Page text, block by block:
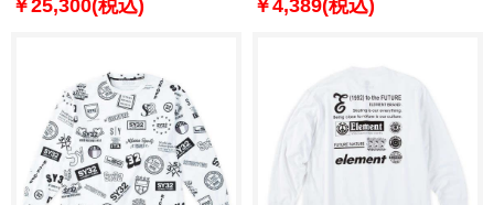
￥25,300(税込) ￥4,389(税込)